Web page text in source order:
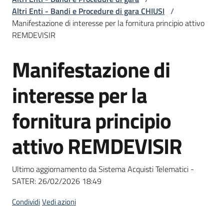
L'Agenzia
Bandi
e
di
Supporto
Piattaforme
telematiche
Altri Enti - Bandi e Procedure di gara CHIUSI /
Manifestazione di interesse per la fornitura principio attivo
REMDEVISIR
Salta al contenuto
Manifestazione di
interesse per la
fornitura principio
attivo REMDEVISIR
Ultimo aggiornamento da Sistema Acquisti Telematici -
SATER: 26/02/2026 18:49
CondividiVedi azioni